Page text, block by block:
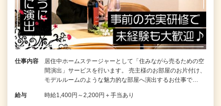
仕事内容
居住中ホームステージャーとして「住みながら売るための空
間演出」サービスを行います。 売主様のお部屋のお片付け、
モデルルームのような魅力的な部屋へ演出するお仕事で…
給与 時給1,400円～2,200円＋手当あり